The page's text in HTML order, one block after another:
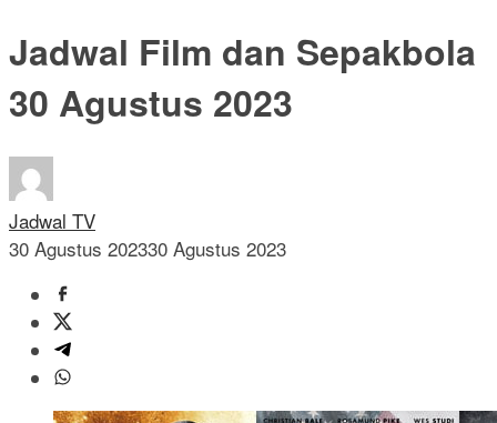
Jadwal Film dan Sepakbola
30 Agustus 2023
Jadwal TV
30 Agustus 202330 Agustus 2023